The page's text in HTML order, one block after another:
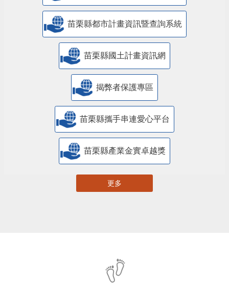
苗栗縣都市計畫資訊暨查詢系統
苗栗縣國土計畫資訊網
揭弊者保護專區
苗栗縣攜手串連愛心平台
苗栗縣產業金實卓越獎
更多